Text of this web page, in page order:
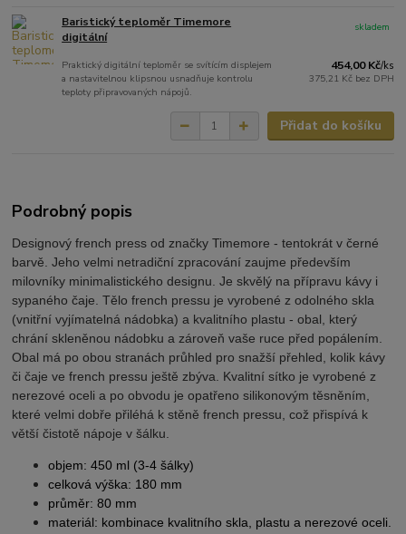
Baristický teploměr Timemore
digitální
Praktický digitální teploměr se svítícím displejem
a nastavitelnou klipsnou usnadňuje kontrolu
teploty připravovaných nápojů.
454,00 Kč/ks
375,21 Kč bez DPH
skladem
Přidat do košíku
Podrobný popis
Designový french press od značky Timemore - tentokrát v černé
barvě. Jeho velmi netradiční zpracování zaujme především
milovníky minimalistického designu. Je skvělý na přípravu kávy i
sypaného čaje. Tělo french pressu je vyrobené z odolného skla
(vnitřní vyjímatelná nádobka) a kvalitního plastu - obal, který
chrání skleněnou nádobku a zároveň vaše ruce před popálením.
Obal má po obou stranách průhled pro snažší přehled, kolik kávy
či čaje ve french pressu ještě zbýva. Kvalitní sítko je vyrobené z
nerezové oceli a po obvodu je opatřeno silikonovým těsněním,
které velmi dobře přiléhá k stěně french pressu, což přispívá k
větší čistotě nápoje v šálku.
objem: 450 ml (3-4 šálky)
celková výška: 180 mm
průměr: 80 mm
materiál: kombinace kvalitního skla, plastu a nerezové oceli.